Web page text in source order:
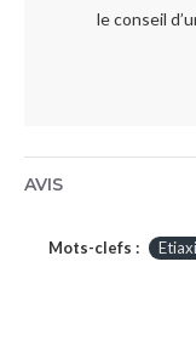
le conseil
AVIS
Mots-clefs :